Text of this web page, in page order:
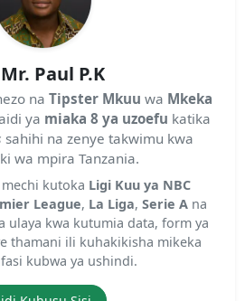
Mr. Paul P.K
naTipster Mkuu wa Mkeka
ya miaka 8 ya uzoefu katika
sahihi na zenye takwimu kwa
wa mpira Tanzania.
kutoka Ligi Kuu ya NBC
League, La Liga,Serie A na
ulaya kwa kutumia data, form ya
thamani ili kuhakikisha mikeka
kubwa ya ushindi.